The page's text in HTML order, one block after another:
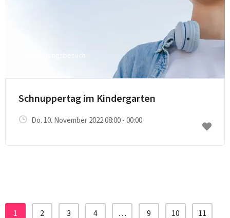
Einrichtungsbesuch
Schnuppertag im Kindergarten
Do. 10. November 2022 08:00 - 00:00
1 2 3 4 … 9 10 11